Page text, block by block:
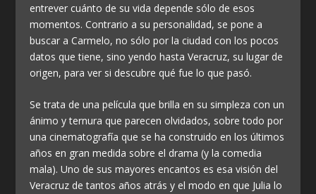
entrever cuánto de su vida depende sólo de esos
momentos. Contrario a su personalidad, se pone a
buscar a Carmelo, no sólo por la ciudad con los pocos
datos que tiene, sino yendo hasta Veracruz, su lugar de
origen, para ver si descubre qué fue lo que pasó.
Se trata de una película que brilla en su simpleza con un
ánimo y ternura que parecen olvidados, sobre todo por
una cinematografía que se ha construido en los últimos
años en gran medida sobre el drama (y la comedia
mala). Uno de sus mayores encantos es esa visión del
Veracruz de tantos años atrás y el modo en que Julia lo